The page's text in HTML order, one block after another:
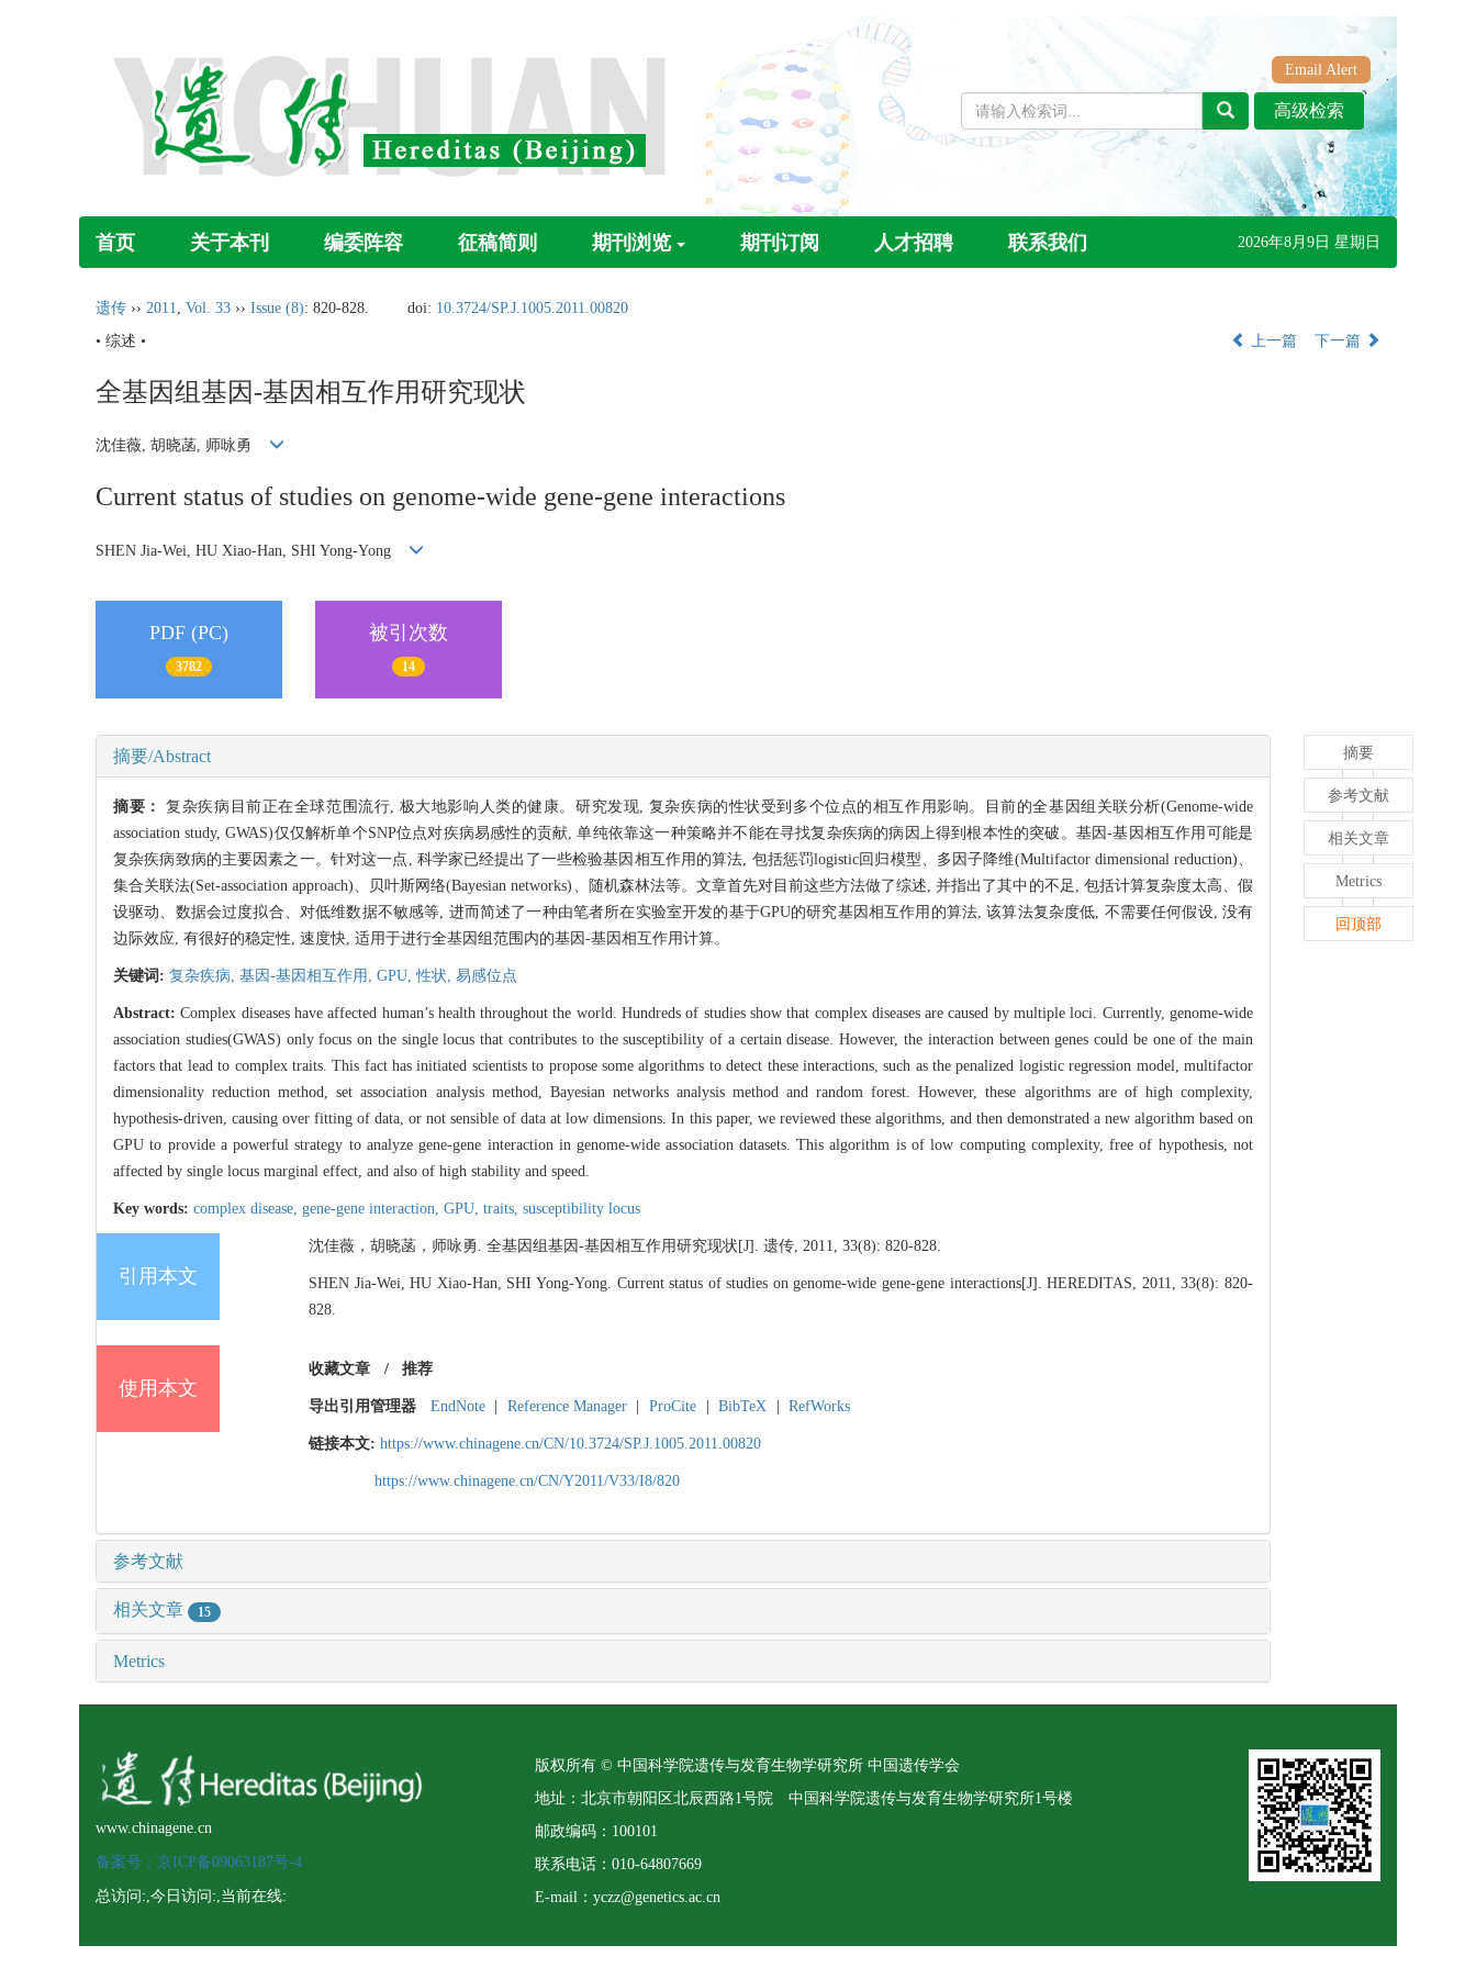
Email Alert
首页 关于本刊 编委阵容 征稿简则 期刊浏览 期刊订阅 人才招聘 联系我们 2026年8月9日 星期日
遗传 ›› 2011, Vol. 33 ›› Issue (8): 820-828. doi: 10.3724/SP.J.1005.2011.00820
• 综述 •
上一篇 下一篇
全基因组基因-基因相互作用研究现状
沈佳薇, 胡晓菡, 师咏勇
Current status of studies on genome-wide gene-gene interactions
SHEN Jia-Wei, HU Xiao-Han, SHI Yong-Yong
PDF (PC)
3782
被引次数
14
摘要/Abstract
摘要：复杂疾病目前正在全球范围流行, 极大地影响人类的健康。研究发现, 复杂疾病的性状受到多个位点的相互作用影响。目前的全基因组关联分析(Genome-wide
association study, GWAS)仅仅解析单个SNP位点对疾病易感性的贡献, 单纯依靠这一种策略并不能在寻找复杂疾病的病因上得到根本性的突破。基因-基因相互作用可能是
复杂疾病致病的主要因素之一。针对这一点, 科学家已经提出了一些检验基因相互作用的算法, 包括惩罚logistic回归模型、多因子降维(Multifactor dimensional reduction)、
集合关联法(Set-association approach)、贝叶斯网络(Bayesian networks)、随机森林法等。文章首先对目前这些方法做了综述, 并指出了其中的不足, 包括计算复杂度太高、假
设驱动、数据会过度拟合、对低维数据不敏感等, 进而简述了一种由笔者所在实验室开发的基于GPU的研究基因相互作用的算法, 该算法复杂度低, 不需要任何假设, 没有
边际效应, 有很好的稳定性, 速度快, 适用于进行全基因组范围内的基因-基因相互作用计算。
关键词: 复杂疾病, 基因-基因相互作用, GPU,性状, 易感位点
Abstract:Complex diseases have affected human’s health throughout the world. Hundreds of studies show that complex diseases are caused by multiple loci. Currently, genome-wide
association studies(GWAS) only focus on the single locus that contributes to the susceptibility of a certain disease. However, the interaction between genes could be one of the main
factors that lead to complex traits. This fact has initiated scientists to propose some algorithms to detect these interactions, such as the penalized logistic regression model, multifactor
dimensionality reduction method, set association analysis method, Bayesian networks analysis method and random forest. However, these algorithms are of high complexity,
hypothesis-driven, causing over fitting of data, or not sensible of data at low dimensions. In this paper, we reviewed these algorithms, and then demonstrated a new algorithm based on
GPU to provide a powerful strategy to analyze gene-gene interaction in genome-wide association datasets. This algorithm is of low computing complexity, free of hypothesis, not
affected by single locus marginal effect, and also of high stability and speed.
Key words: complex disease, gene-gene interaction, GPU, traits, susceptibility locus
引用本文
沈佳薇，胡晓菡，师咏勇. 全基因组基因-基因相互作用研究现状[J]. 遗传, 2011, 33(8): 820-828.
SHEN Jia-Wei, HU Xiao-Han, SHI Yong-Yong. Current status of studies on genome-wide gene-gene interactions[J]. HEREDITAS, 2011, 33(8): 820-
828.
使用本文
收藏文章 / 推荐
导出引用管理器 EndNote Reference Manager ProCite BibTeX RefWorks
链接本文: https://www.chinagene.cn/CN/10.3724/SP.J.1005.2011.00820
https://www.chinagene.cn/CN/Y2011/V33/I8/820
参考文献
相关文章 15
Metrics
摘要
参考文献
相关文章
Metrics
回顶部
www.chinagene.cn
备案号：京ICP备09063187号-4
总访问:,今日访问:,当前在线:
版权所有 © 中国科学院遗传与发育生物学研究所 中国遗传学会
地址：北京市朝阳区北辰西路1号院 中国科学院遗传与发育生物学研究所1号楼
邮政编码：100101
联系电话：010-64807669
E-mail：yczz@genetics.ac.cn